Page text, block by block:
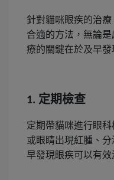
針對貓咪眼疾的治
合適的方法，無論
療的關鍵在於及早發
1. 定期檢查
定期帶貓咪進行眼
或眼睛出現紅腫、
早發現眼疾可以有效